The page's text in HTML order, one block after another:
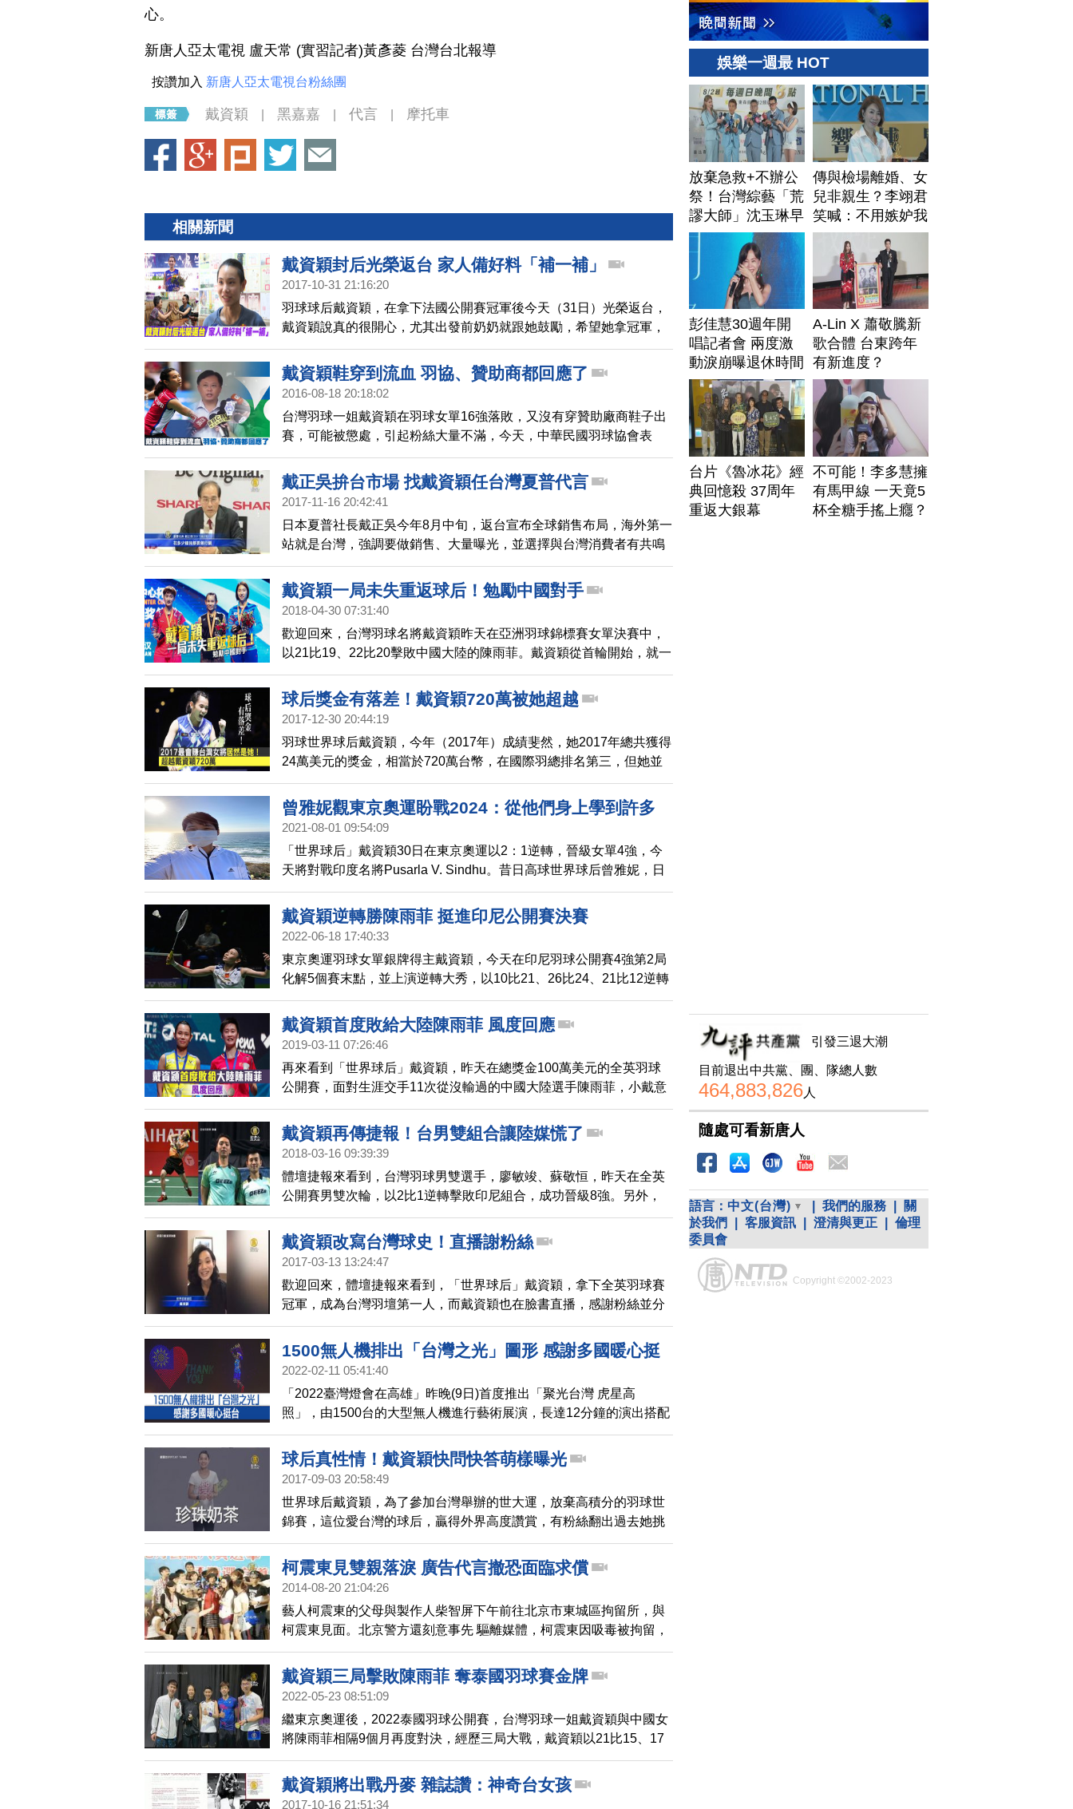
心。
新唐人亞太電視 盧天常 (實習記者)黃彥菱 台灣台北報導
按讚加入 新唐人亞太電視台粉絲團
戴資穎 黑嘉嘉 代言 摩托車
相關新聞
戴資穎封后光榮返台 家人備好料「補一補」
2017-10-31 21:16:20
羽球球后戴資穎，在拿下法國公開賽冠軍後今天（31日）光榮返台，
戴資穎說真的很開心，尤其出發前奶奶就跟她鼓勵，希望她拿冠軍，
結果真的如願。接下來小戴將休息兩週，再拼中國公開賽。
戴資穎鞋穿到流血 羽協、贊助商都回應了
2016-08-18 20:18:02
台灣羽球一姐戴資穎在羽球女單16強落敗，又沒有穿贊助廠商鞋子出
賽，可能被懲處，引起粉絲大量不滿，今天，中華民國羽球協會表
示，會先等戴資穎回國，到時候再決定是否該懲處。
戴正吳拚台市場 找戴資穎任台灣夏普代言
2017-11-16 20:42:41
日本夏普社長戴正吳今年8月中旬，返台宣布全球銷售布局，海外第一
站就是台灣，強調要做銷售、大量曝光，並選擇與台灣消費者有共鳴
的代言人，像是盧廣仲，台灣夏普也跟五月天合作，明年度的代言
人，昨天(15日)已經確定是世界球后，戴資穎。
戴資穎一局未失重返球后！勉勵中國對手
2018-04-30 07:31:40
歡迎回來，台灣羽球名將戴資穎昨天在亞洲羽球錦標賽女單決賽中，
以21比19、22比20擊敗中國大陸的陳雨菲。戴資穎從首輪開始，就一
路以直落二過關，在本屆亞錦賽一局未失奪冠，在下週公布最新的世
界排名中，將重登球后寶座。20歲的陳雨菲八度敗給戴資穎，媒體報
導，戴資穎也勉勵陳雨菲說，她一直都在進步，從我第一次對陣她
在這個過程中，她打得比我穩定，我的壓力比較大。前球后中國女將
王儀涵則坦言，目前無人能勝戴資穎。雖然后冠沒能留在主場，但許
多中國大陸球迷，這次也
球后獎金有落差！戴資穎720萬被她超越
2017-12-30 20:44:19
羽球世界球后戴資穎，今年（2017年）成績斐然，她2017年總共獲得
24萬美元的獎金，相當於720萬台幣，在國際羽總排名第三，但她並
不是今年台灣獎金收入最高的女子運動員，2017最會賺的台灣女將，
是網球好手詹詠然，她光是美網的雙打冠軍獎金，就比小戴一整年賺
得還要多，今年詹詠然總共賺進超過4300萬台幣。
曾雅妮觀東京奧運盼戰2024：從他們身上學到許多
小林同學等我
2021-08-01 09:54:09
「世界球后」戴資穎30日在東京奧運以2：1逆轉，晉級女單4強，今
天將對戰印度名將Pusarla V. Sindhu。昔日高球世界球后曾雅妮，日
前更新臉書大頭貼，透露想重回奧運舞台，湧入千人按讚，並鼓勵她
「重返榮耀」。此外，她也提到，從這次奧運選手身上學到很多事
情，並向桌球好手林昀儒喊話「小林同學等我」。
戴資穎逆轉勝陳雨菲 挺進印尼公開賽決賽
2022-06-18 17:40:33
東京奧運羽球女單銀牌得主戴資穎，今天在印尼羽球公開賽4強第2局
化解5個賽末點，並上演逆轉大秀，以10比21、26比24、21比12逆轉
勝奧運金牌得主陳雨菲，挺進決賽。
戴資穎首度敗給大陸陳雨菲 風度回應
2019-03-11 07:26:46
再來看到「世界球后」戴資穎，昨天在總獎金100萬美元的全英羽球
公開賽，面對生涯交手11次從沒輸過的中國大陸選手陳雨菲，小戴意
外以17比21、17比21落敗，無緣3連霸，幸好本周出爐的世界排名，
小戴球后寶座不動。而小戴粉專還在臉書上PO出自己與對手的照片，
粉專小編寫下，「比賽總是有輸有贏，我們下次比賽見！」接下來，
戴資穎再傳捷報！台男雙組合讓陸媒慌了
2018-03-16 09:39:39
體壇捷報來看到，台灣羽球男雙選手，廖敏竣、蘇敬恒，昨天在全英
公開賽男雙次輪，以2比1逆轉擊敗印尼組合，成功晉級8強。另外，
兩人在14日以22：20、22：20直落兩盤，擊敗中國男雙世界冠軍組合
劉成、張楠，讓粉絲大為振奮。不過，陸媒解讀，中國選手是「不太
適應羽聯的新發球規則有關」。但中國網友不買單。另外，世界球后
將對上日本美少女 大崛彩，繼續 朝衛冕之路邁進。
戴資穎改寫台灣球史！直播謝粉絲
2017-03-13 13:24:47
歡迎回來，體壇捷報來看到，「世界球后」戴資穎，拿下全英羽球賽
冠軍，成為台灣羽壇第一人，而戴資穎也在臉書直播，感謝粉絲並分
享喜訊。
1500無人機排出「台灣之光」圖形 感謝多國暖心挺
台
2022-02-11 05:41:40
「2022臺灣燈會在高雄」昨晚(9日)首度推出「聚光台灣 虎星高
照」，由1500台的大型無人機進行藝術展演，長達12分鐘的演出搭配
音樂，排出多個台灣之光圖形，也感謝多個國家在台灣疫苗受阻時，
捐贈台灣疫苗。
球后真性情！戴資穎快問快答萌樣曝光
2017-09-03 20:58:49
世界球后戴資穎，為了參加台灣舉辦的世大運，放棄高積分的羽球世
錦賽，這位愛台灣的球后，贏得外界高度讚賞，有粉絲翻出過去她挑
戰快問快答的影片，當被要求秀出腹肌時，戴資穎還轉過身檢查一
下，逗趣反應，也讓粉絲直呼超可愛。
柯震東見雙親落淚 廣告代言撤恐面臨求償
2014-08-20 21:04:26
藝人柯震東的父母與製作人柴智屏下午前往北京市東城區拘留所，與
柯震東見面。北京警方還刻意事先 驅離媒體，柯震東因吸毒被拘留，
重創演藝事業，手上還有三部電影即將在大陸上映，因染毒風波，能
否順利上映仍是未知數，另外柯震東還代言19個品牌，除了損失代言
費，經紀公司也可能面臨廠商的鉅額求償。
戴資穎三局擊敗陳雨菲 奪泰國羽球賽金牌
2022-05-23 08:51:09
繼東京奧運後，2022泰國羽球公開賽，台灣羽球一姐戴資穎與中國女
將陳雨菲相隔9個月再度對決，經歷三局大戰，戴資穎以21比15、17
比21、21比12勝出，收下今年第一座冠軍。戴資穎賽後表示，很開心
自己比較有耐心、失誤比較少，在比賽中有比較好的發揮。
戴資穎將出戰丹麥 雜誌讚：神奇台女孩
2017-10-16 21:51:34
娛樂一週最 HOT
放棄急救+不辦公
祭！台灣綜藝「荒
謬大師」沈玉琳早
安排身後事
傳與檢場離婚、女
兒非親生？李翊君
笑喊：不用嫉妒我
彭佳慧30週年開
唱記者會 兩度激
動淚崩曝退休時間
A-Lin X 蕭敬騰新
歌合體 台東跨年
有新進度？
台片《魯冰花》經
典回憶殺 37周年
重返大銀幕
不可能！李多慧擁
有馬甲線 一天竟5
杯全糖手搖上癮？
引發三退大潮
目前退出中共黨、團、隊總人數
464,883,826人
隨處可看新唐人
語言： 中文(台灣) 我們的服務
關
於我們
客服資訊 澄清與更正
倫理
委員會
Copyright ©2002-2023